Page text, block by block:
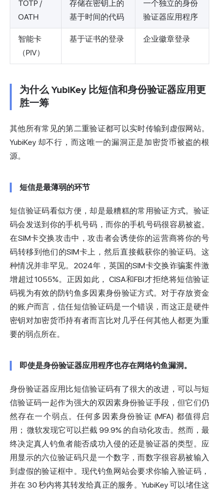
TOTP /
OATH
存储在密钥上的
基于时间的代码
一个独立的身份
验证器应用程序
智能卡
（PIV）
基于证书的登录 企业徽章登录
为什么 YubiKey 比短信和身份验证器应用更
胜一筹
其他所有常见的第二重验证都可以实时传输到虚假网站。
YubiKey 却不行，而这唯一的漏洞正是加密货币被盗的根
源。
短信是最薄弱的环节
短信验证码看似方便，却是最糟糕的常用验证方式。验证
码会发送到你的手机号码，而你的手机号码很容易被盗。
在SIM卡交换攻击中，攻击者会诱使你的运营商将你的号
码转移到他们的SIM卡上，然后直接截获你的验证码。这
种情况并非罕见。2024年，英国的SIM卡交换诈骗案件激
增超过1055%。正因如此，CISA和FBI才拒绝将短信验证
码视为有效的防钓鱼多因素身份验证方式。对于存放资金
的账户而言，信任短信验证码是一个错误，而这正是硬件
密钥对加密货币持有者而言比对几乎任何其他人都更为重
要的弱点所在。
即使是身份验证器应用程序也存在网络钓鱼漏洞。
身份验证器应用比短信验证码有了很大的改进，可以与短
信验证码一起作为强大的双因素身份验证手段，但它们仍
然存在一个弱点。任何多因素身份验证 (MFA) 都值得启
用；微软发现它可以拦截 99.9% 的自动化攻击。然而，最
终决定真人钓鱼者能否成功入侵的还是验证器的类型。应
用显示的六位验证码只是一个数字，而数字很容易被输入
到虚假的验证框中。现代钓鱼网站会要求你输入验证码，
并在 30 秒内将其转发给真正的服务。YubiKey 可以堵住这